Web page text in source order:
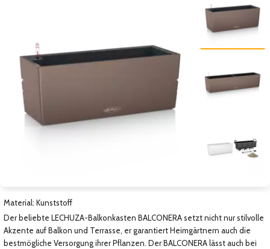
Zum vorigen Bild Zum nächsten Bild
Zum vorigen Bild
Zum nächsten Bild
Material: Kunststoff
Der beliebte LECHUZA-Balkonkasten BALCONERA setzt nicht nur stilvolle
Akzente auf Balkon und Terrasse, er garantiert Heimgärtnern auch die
bestmögliche Versorgung ihrer Pflanzen. Der BALCONERA lässt auch bei